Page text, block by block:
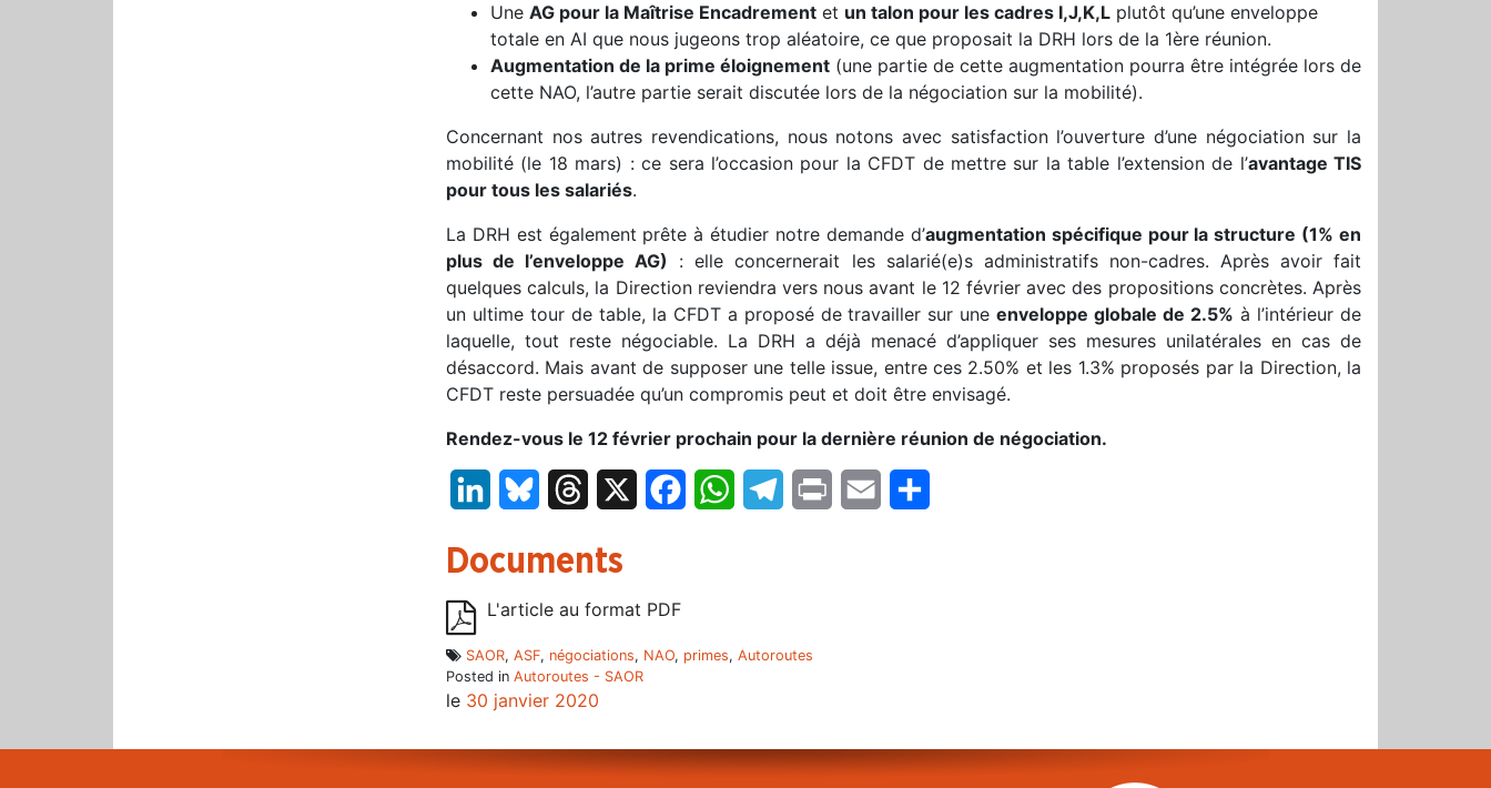
Une AG pour la Maîtrise Encadrement et un talon pour les cadres I,J,K,L plutôt qu’une enveloppe
totale en AI que nous jugeons trop aléatoire, ce que proposait la DRH lors de la 1ère réunion.
Augmentation de la prime éloignement (une partie de cette augmentation pourra être intégrée lors de
cette NAO, l’autre partie serait discutée lors de la négociation sur la mobilité).
Concernant nos autres revendications, nous notons avec satisfaction l’ouverture d’une négociation sur la
mobilité (le 18 mars) : ce sera l’occasion pour la CFDT de mettre sur la table l’extension de l’avantage TIS
pour tous les salariés.
La DRH est également prête à étudier notre demande d’augmentation spécifique pour la structure (1% en
plus de l’enveloppe AG)
: elle concernerait les salarié(e)s administratifs non-cadres. Après avoir fait
quelques calculs, la Direction reviendra vers nous avant le 12 février avec des propositions concrètes. Après
un ultime tour de table, la CFDT a proposé de travailler sur uneenveloppe globale de 2.5% à l’intérieur de
laquelle, tout reste négociable. La DRH a déjà menacé d’appliquer ses mesures unilatérales en cas de
désaccord. Mais avant de supposer une telle issue, entre ces 2.50% et les 1.3% proposés par la Direction, la
CFDT reste persuadée qu’un compromis peut et doit être envisagé.
Rendez-vous le 12 février prochain pour la dernière réunion de négociation.
LinkedInBluesky Threads FacebookWhatsAppTelegram
Print Email
Documents
L'article au format PDF
SAOR, ASF, négociations, NAO, primes, Autoroutes
Posted in Autoroutes - SAOR
le 30 janvier 2020